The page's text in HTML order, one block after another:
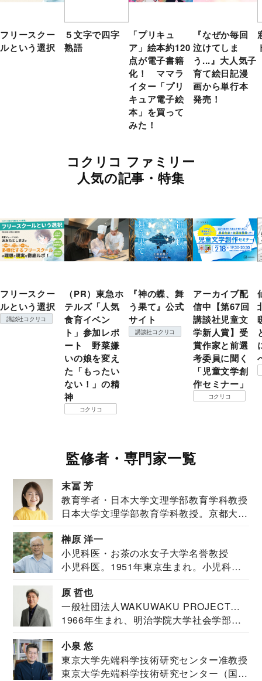
フリースクー
ルという選択
５文字で四字
熟語
「プリキュ
ア」絵本約120
点が電子書籍
化！ ママラ
イター「プリ
キュア電子絵
本」を買って
みた！
『なぜか毎回
泣けてしま
う...』大人気子
育て絵日記漫
画から単行本
発売！
コクリコ ファミリー
人気の記事・特集
フリースクー
ルという選択
講談社コクリコ
（PR）東急ホ
テルズ「人気
食育イベン
ト」参加レポ
ート 野菜嫌
いの娘を変え
た「もったい
ない！」の精
神
コクリコ
『神の蝶、舞
う果て』公式
サイト
講談社コクリコ
アーカイブ配
信中【第67回
講談社児童文
学新人賞】受
賞作家と前選
考委員に聞く
「児童文学創
作セミナー」
コクリコ
監修者・専門家一覧
末冨 芳
教育学者・日本大学文理学部教育学科教授
日本大学文理学部教育学科教授。京都大学
榊原 洋一
小児科医・お茶の水女子大学名誉教授
小児科医。1951年東京生まれ。小児科
原 哲也
一般社団法人WAKUWAKU PROJECT
JAPAN代表・言語聴覚士・社会福祉士
1966年生まれ、明治学院大学社会学部福
小泉 悠
東京大学先端科学技術研究センター准教授
東京大学先端科学技術研究センター（国際